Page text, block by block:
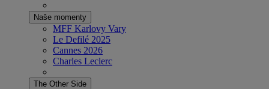
Naše momenty
MFF Karlovy Vary
Le Defilé 2025
Cannes 2026
Charles Leclerc
The Other Side